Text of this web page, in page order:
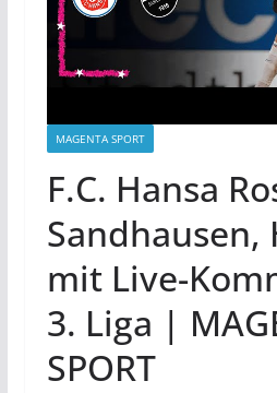
MAGENTA SPORT
F.C. Hansa
mit Live-
3. Liga |
SPORT